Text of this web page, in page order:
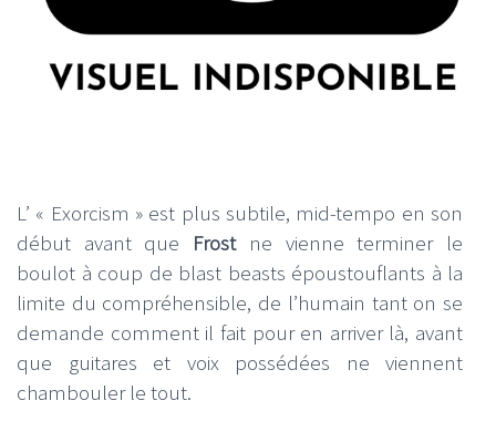
L’ « Exorcism » est plus subtile, mid-tempo en son
début avant que Frostne vienne terminer le
boulot à coup de blast beasts époustouflants à la
limite du compréhensible, de l’humain tant on se
demande comment il fait pour en arriver là, avant
que guitares et voix possédées ne viennent
chambouler le tout.